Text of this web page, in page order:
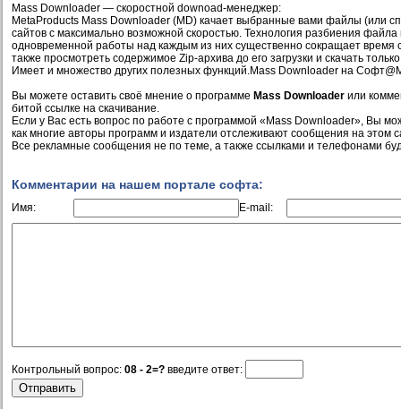
Mass Downloader — скоростной downoad-менеджер:
MetaProducts Mass Downloader (MD) качает выбранные вами файлы (или
сайтов с максимально возможной скоростью. Технология разбиения файла
одновременной работы над каждым из них существенно сокращает время
также просмотреть содержимое Zip-архива до его загрузки и скачать
Имеет и множество других полезных функций.Mass Downloader на
Вы можете оставить своё мнение о программе Mass Downloader или
битой ссылке на скачивание.
Если у Вас есть вопрос по работе с программой «Mass Downloader», Вы
как многие авторы программ и издатели отслеживают сообщения на этом
Все рекламные сообщения не по теме, а также ссылками и телефонами
Комментарии на нашем портале софта:
Имя: E-mail:
Контрольный вопрос: 08 - 2=? введите ответ: